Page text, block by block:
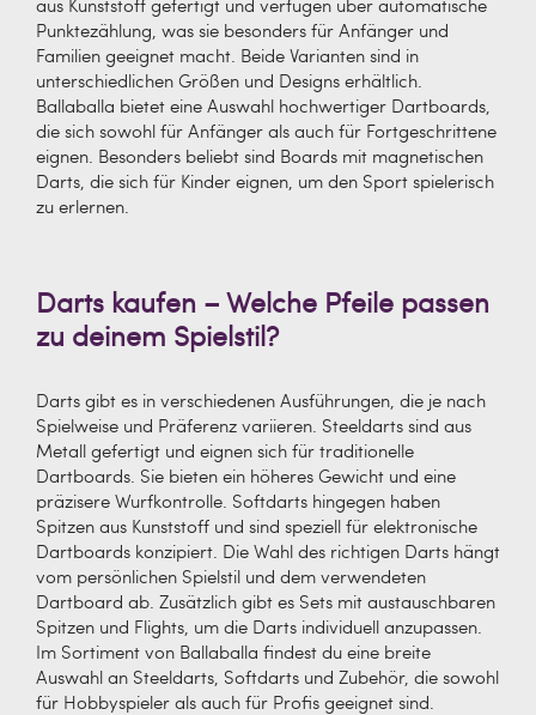
aus Kunststoff gefertigt und verfügen über automatische
Punktezählung, was sie besonders für Anfänger und
Familien geeignet macht. Beide Varianten sind in
unterschiedlichen Größen und Designs erhältlich.
Ballaballa bietet eine Auswahl hochwertiger Dartboards,
die sich sowohl für Anfänger als auch für Fortgeschrittene
eignen. Besonders beliebt sind Boards mit magnetischen
Darts, die sich für Kinder eignen, um den Sport spielerisch
zu erlernen.
Darts kaufen – Welche Pfeile passen
zu deinem Spielstil?
Darts gibt es in verschiedenen Ausführungen, die je nach
Spielweise und Präferenz variieren. Steeldarts sind aus
Metall gefertigt und eignen sich für traditionelle
Dartboards. Sie bieten ein höheres Gewicht und eine
präzisere Wurfkontrolle. Softdarts hingegen haben
Spitzen aus Kunststoff und sind speziell für elektronische
Dartboards konzipiert. Die Wahl des richtigen Darts hängt
vom persönlichen Spielstil und dem verwendeten
Dartboard ab. Zusätzlich gibt es Sets mit austauschbaren
Spitzen und Flights, um die Darts individuell anzupassen.
Im Sortiment von Ballaballa findest du eine breite
Auswahl an Steeldarts, Softdarts und Zubehör, die sowohl
für Hobbyspieler als auch für Profis geeignet sind.